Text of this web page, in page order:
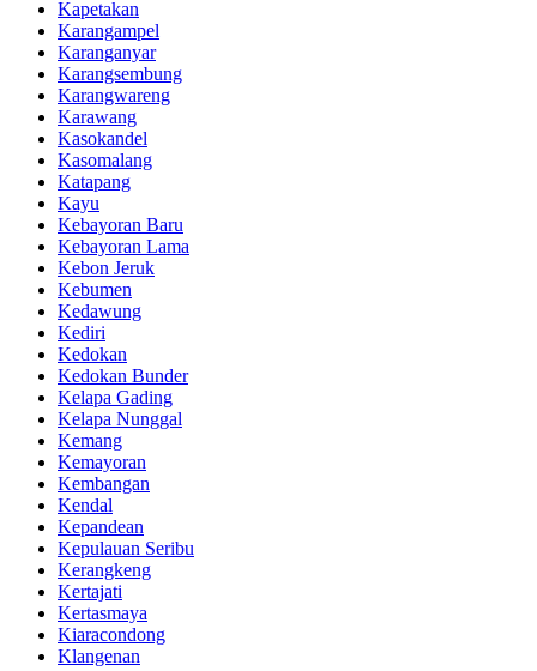
Kapetakan
Karangampel
Karanganyar
Karangsembung
Karangwareng
Karawang
Kasokandel
Kasomalang
Katapang
Kayu
Kebayoran Baru
Kebayoran Lama
Kebon Jeruk
Kebumen
Kedawung
Kediri
Kedokan
Kedokan Bunder
Kelapa Gading
Kelapa Nunggal
Kemang
Kemayoran
Kembangan
Kendal
Kepandean
Kepulauan Seribu
Kerangkeng
Kertajati
Kertasmaya
Kiaracondong
Klangenan